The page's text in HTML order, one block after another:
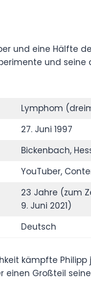
und eine Hälfte
und
Lymphom
27. Juni 1997
Bickenbach,
YouTuber,
23 Jahre (zum
9. Juni 2021)
Deutsch
kämpfte
Großteil